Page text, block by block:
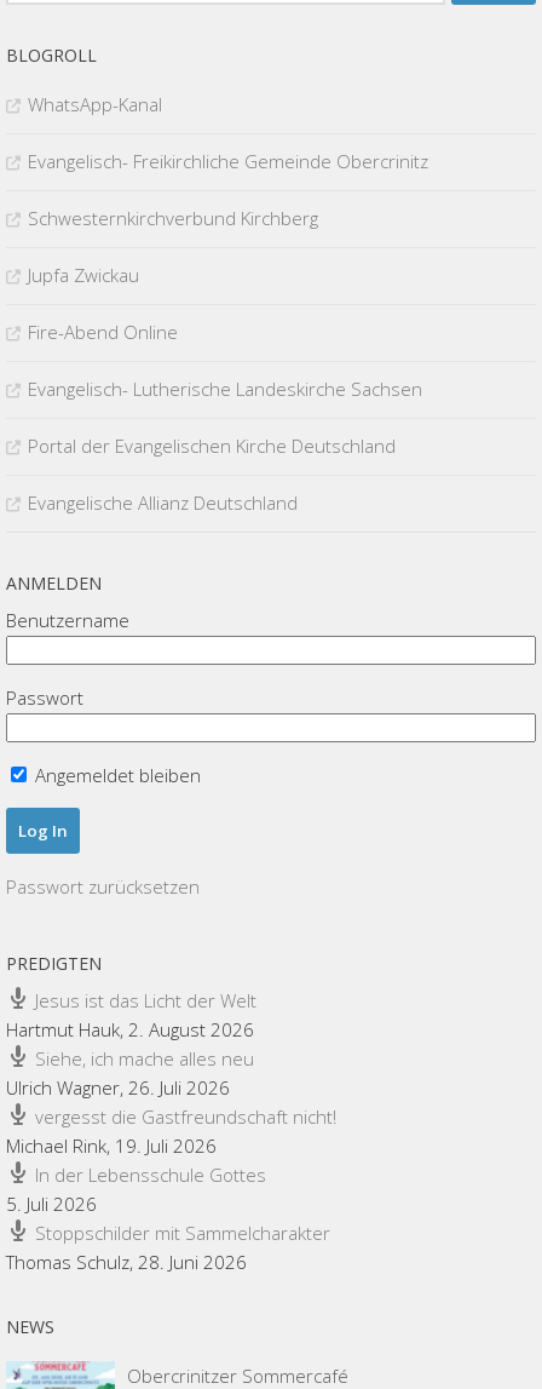
BLOGROLL
WhatsApp-Kanal
Evangelisch- Freikirchliche Gemeinde Obercrinitz
Schwesternkirchverbund Kirchberg
Jupfa Zwickau
Fire-Abend Online
Evangelisch- Lutherische Landeskirche Sachsen
Portal der Evangelischen Kirche Deutschland
Evangelische Allianz Deutschland
ANMELDEN
Benutzername
Passwort
Angemeldet bleiben
Passwort zurücksetzen
PREDIGTEN
Jesus ist das Licht der Welt
Hartmut Hauk, 2. August 2026
Siehe, ich mache alles neu
Ulrich Wagner, 26. Juli 2026
vergesst die Gastfreundschaft nicht!
Michael Rink, 19. Juli 2026
In der Lebensschule Gottes
5. Juli 2026
Stoppschilder mit Sammelcharakter
Thomas Schulz, 28. Juni 2026
NEWS
Obercrinitzer Sommercafé